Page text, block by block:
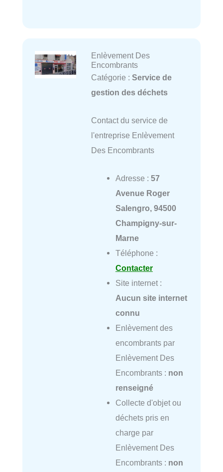
Enlèvement Des
Encombrants
Catégorie : Service de
gestion des déchets
Contact du service de
l'entreprise Enlèvement
Des Encombrants
Adresse : 57
Avenue Roger
Salengro, 94500
Champigny-sur-
Marne
Téléphone :
Contacter
Site internet :
Aucun site internet
connu
Enlèvement des
encombrants par
Enlèvement Des
Encombrants : non
renseigné
Collecte d'objet ou
déchets pris en
charge par
Enlèvement Des
Encombrants : non